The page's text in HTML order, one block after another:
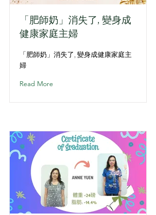
「肥師奶」消失了, 變身成
健康家庭主婦
「肥師奶」消失了, 變身成健康家庭主
婦
Read More